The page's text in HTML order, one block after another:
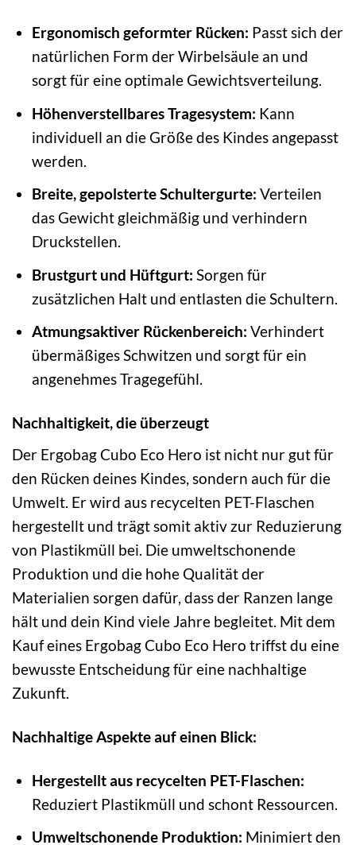
Ergonomisch geformter Rücken: Passt sich der
natürlichen Form der Wirbelsäule an und
sorgt für eine optimale Gewichtsverteilung.
Höhenverstellbares Tragesystem: Kann
individuell an die Größe des Kindes angepasst
werden.
Breite, gepolsterte Schultergurte: Verteilen
das Gewicht gleichmäßig und verhindern
Druckstellen.
Brustgurt und Hüftgurt: Sorgen für
zusätzlichen Halt und entlasten die Schultern.
Atmungsaktiver Rückenbereich: Verhindert
übermäßiges Schwitzen und sorgt für ein
angenehmes Tragegefühl.
Nachhaltigkeit, die überzeugt
Der Ergobag Cubo Eco Hero ist nicht nur gut für
den Rücken deines Kindes, sondern auch für die
Umwelt. Er wird aus recycelten PET-Flaschen
hergestellt und trägt somit aktiv zur Reduzierung
von Plastikmüll bei. Die umweltschonende
Produktion und die hohe Qualität der
Materialien sorgen dafür, dass der Ranzen lange
hält und dein Kind viele Jahre begleitet. Mit dem
Kauf eines Ergobag Cubo Eco Hero triffst du eine
bewusste Entscheidung für eine nachhaltige
Zukunft.
Nachhaltige Aspekte auf einen Blick:
Hergestellt aus recycelten PET-Flaschen:
Reduziert Plastikmüll und schont Ressourcen.
Umweltschonende Produktion: Minimiert den